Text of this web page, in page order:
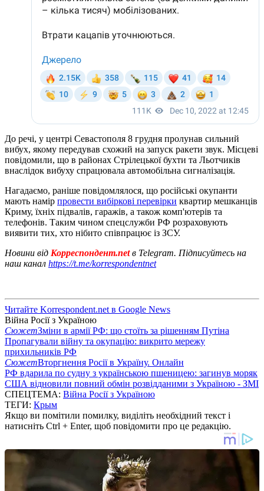
До речі, у центрі Севастополя 8 грудня пролунав сильний
вибух, якому передував схожий на запуск ракети звук. Місцеві
повідомили, що в районах Стрілецької бухти та Льотчиків
внаслідок вибуху спрацювала автомобільна сигналізація.
Нагадаємо, раніше повідомлялося, що російські окупанти
мають намір провести вибіркові перевірки квартир мешканців
Криму, їхніх підвалів, гаражів, а також комп'ютерів та
телефонів. Таким чином спецслужби РФ розраховують
виявити тих, хто нібито співпрацює із ЗСУ.
Новини від Корреспондент.netв Telegram. Підписуйтесь на
наш канал https://t.me/korrespondentnet
Читайте Korrespondent.net в Google News
Війна Росії з Україною
СюжетЗміни в армії РФ: що стоїть за рішенням Путіна
Пропагували війну та окупацію: викрито мережу
прихильників РФ
СюжетВторгнення Росії в Україну. Онлайн
РФ вдарила по судну з українською пшеницею: загинув моряк
США відновили повний обмін розвідданими з Україною - ЗМІ
СПЕЦТЕМА: Війна Росії з Україною
ТЕГИ: Крым
Якщо ви помітили помилку, виділіть необхідний текст і
натисніть Ctrl + Enter, щоб повідомити про це редакцію.